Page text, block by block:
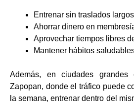
Entrenar sin traslados largos
Ahorrar dinero en
Aprovechar tiempos libres
Mantener hábitos
Además, en ciudades grandes
Zapopan, donde el tráfico puede
la semana, entrenar dentro del